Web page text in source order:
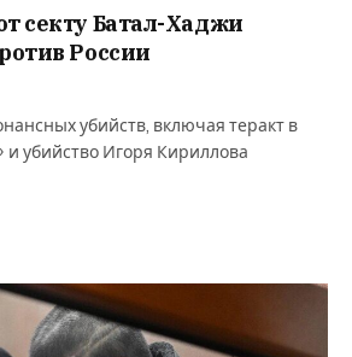
секту Батал-Хаджи
России
убийств, включая теракт в
и убийство Игоря Кириллова